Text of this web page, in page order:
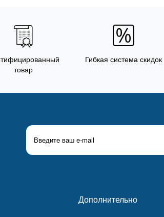
товар
Гибкая система скидок
Дополнительно